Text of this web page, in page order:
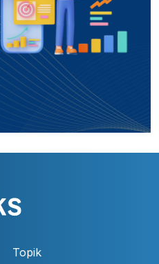
Topik